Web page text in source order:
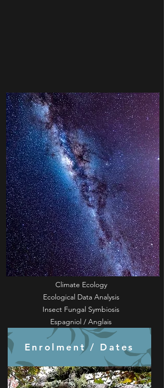
Professor Roger Guevara
INECOL Mexico
Climate Ecology
Ecological Data Analysis
Insect Fungal Symbiosis
Espagniol / Anglais
Enrolment / Dates